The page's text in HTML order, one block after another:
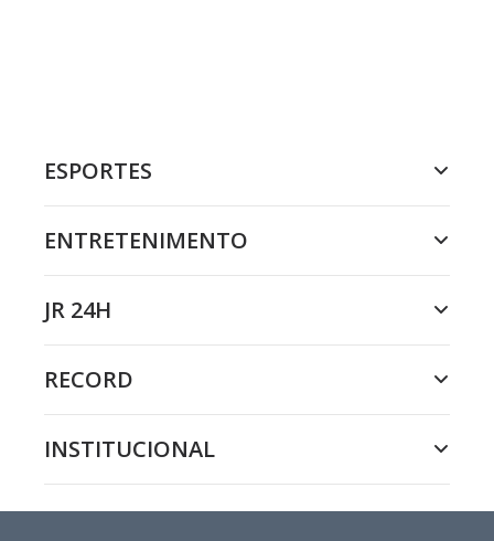
ESPORTES
ENTRETENIMENTO
JR 24H
RECORD
INSTITUCIONAL